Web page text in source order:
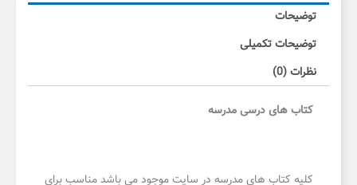
توضیحات
توضیحات تکمیلی
نظرات (0)
کتاب های درسی مدرسه
کلیه کتاب های مدرسه در سایت موجود می باشد مناسب برای